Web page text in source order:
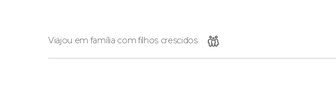
Viajou em família com filhos crescidos